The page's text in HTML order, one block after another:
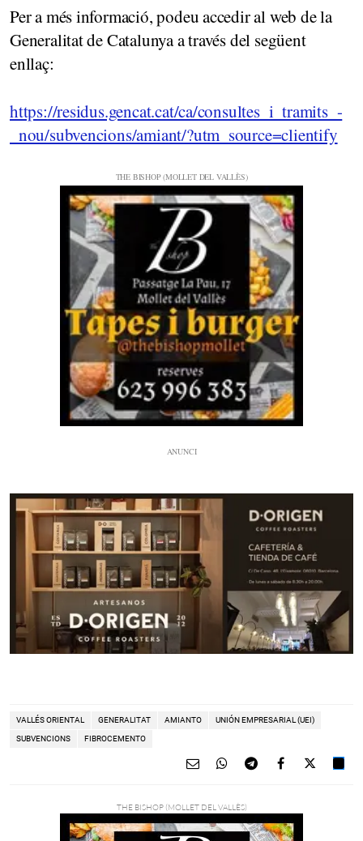
Per a més informació, podeu accedir al web de la
Generalitat de Catalunya a través del següent
enllaç:
https://residus.gencat.cat/ca/consultes_i_tramits_-
_nou/subvencions/amiant/?utm_source=clientify
VALLÉS ORIENTAL GENERALITAT AMIANTO UNIÓN EMPRESARIAL (UEI)
SUBVENCIONS FIBROCEMENTO